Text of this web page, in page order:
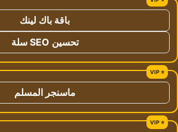
باقة باك لينك
تحسين SEO سلة
ماسنجر المسلم